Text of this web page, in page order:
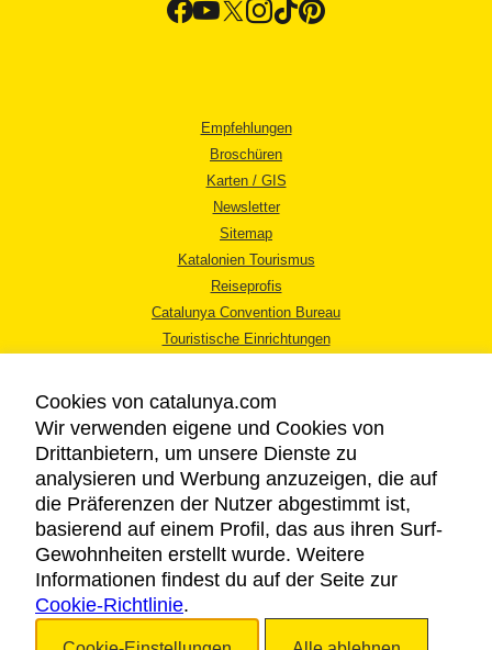
Empfehlungen
Broschüren
Karten / GIS
Newsletter
Sitemap
Katalonien Tourismus
Reiseprofis
Catalunya Convention Bureau
Touristische Einrichtungen
RECHTLICHER HINWEIS
DATENSCHUTZICHTLINIE
COOKIES
BARRIEREFREIHEIT
Cookies von catalunya.com
Wir verwenden eigene und Cookies von
Drittanbietern, um unsere Dienste zu
analysieren und Werbung anzuzeigen, die auf
die Präferenzen der Nutzer abgestimmt ist,
basierend auf einem Profil, das aus ihren Surf-
Gewohnheiten erstellt wurde. Weitere
Informationen findest du auf der Seite zur
Cookie-Richtlinie.